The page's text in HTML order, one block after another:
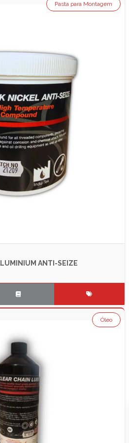
ANTI-SEIZE
Pasta para Montagem
Óleo